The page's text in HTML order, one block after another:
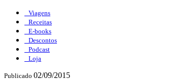
Viagens
Receitas
E-books
Descontos
Podcast
Loja
Publicado 02/09/2015